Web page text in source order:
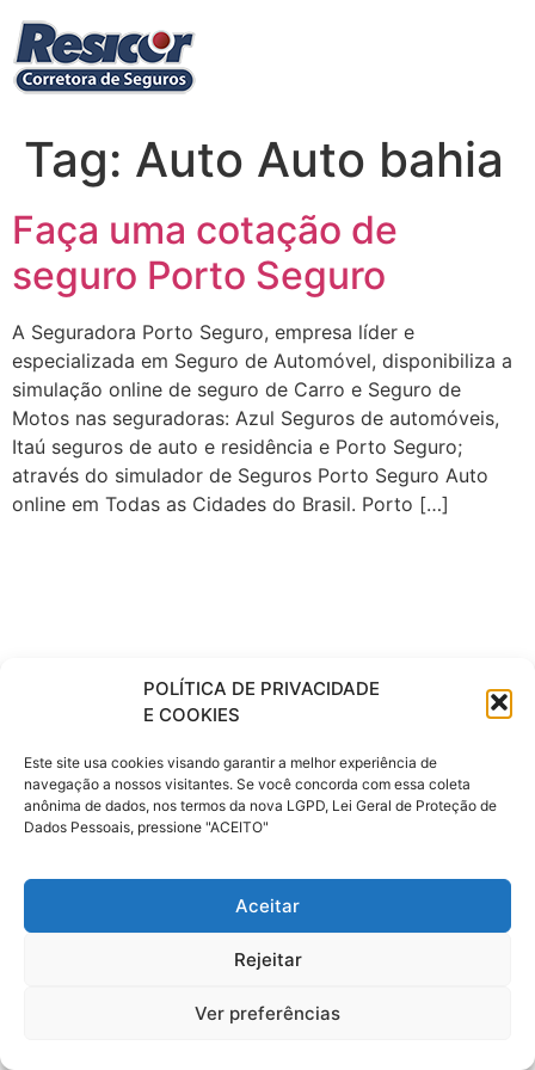
POLÍTICA DE PRIVACIDADE
E COOKIES
Este site usa cookies visando garantir a melhor experiência de
navegação a nossos visitantes. Se você concorda com essa coleta
anônima de dados, nos termos da nova LGPD, Lei Geral de Proteção de
Dados Pessoais, pressione "ACEITO"
Aceitar
Rejeitar
Ver preferências
para
conteúdo
Tag: Auto Auto bahia
Faça uma cotação de
seguro Porto Seguro
A Seguradora Porto Seguro, empresa líder e
especializada em Seguro de Automóvel, disponibiliza a
simulação online de seguro de Carro e Seguro de
Motos nas seguradoras: Azul Seguros de automóveis,
Itaú seguros de auto e residência e Porto Seguro;
através do simulador de Seguros Porto Seguro Auto
online em Todas as Cidades do Brasil. Porto […]